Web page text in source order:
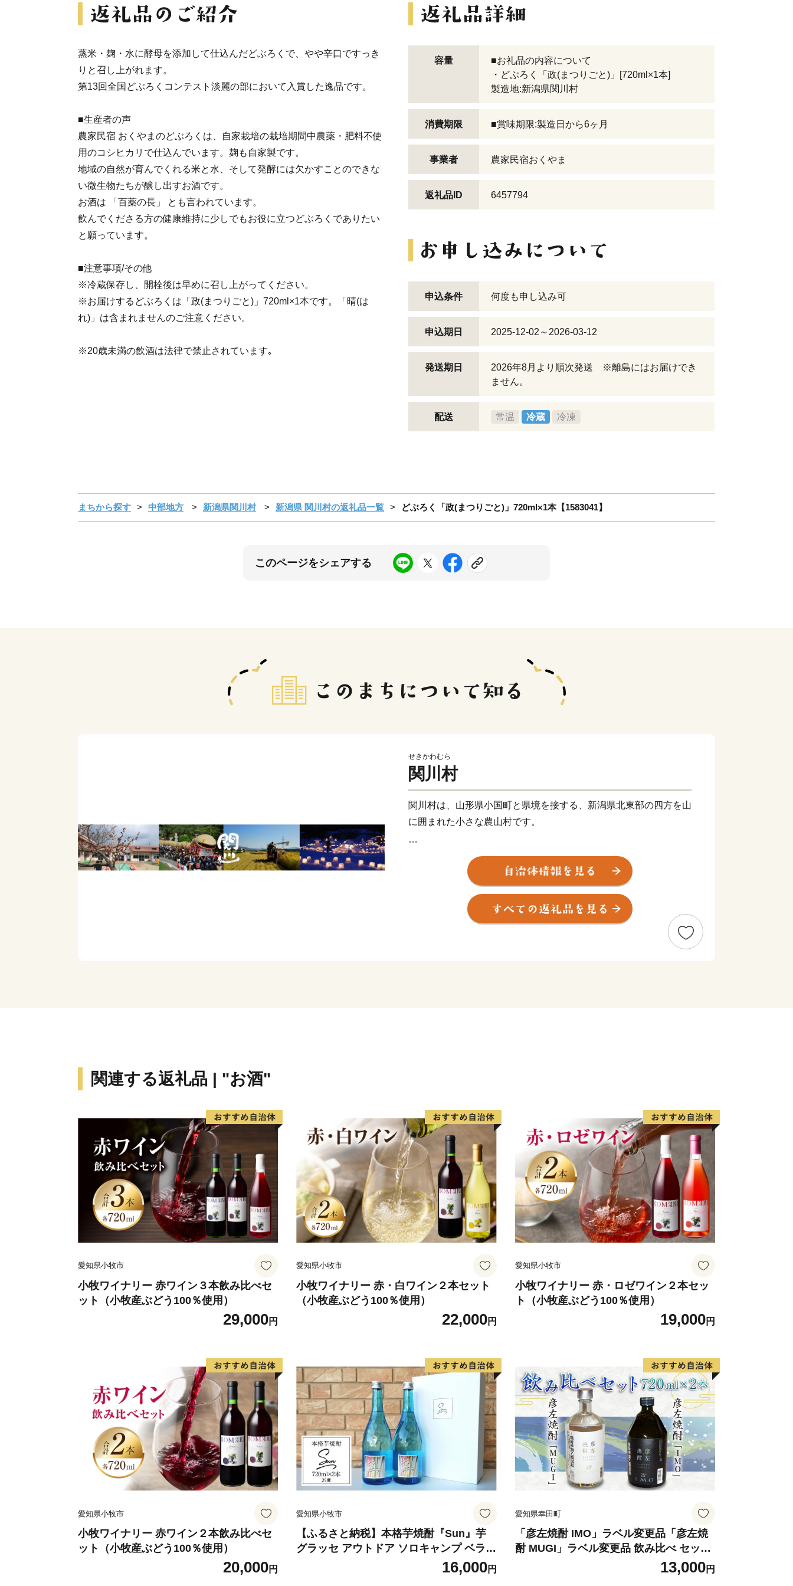
蒸米・麹・水に酵母を添加して仕込んだどぶろくで、やや辛口ですっき
りと召し上がれます。
第13回全国どぶろくコンテスト淡麗の部において入賞した逸品です。
■生産者の声
農家民宿 おくやまのどぶろくは、自家栽培の栽培期間中農薬・肥料不使
用のコシヒカリで仕込んでいます。麹も自家製です。
地域の自然が育んでくれる米と水、そして発酵には欠かすことのできな
い微生物たちが醸し出すお酒です。
お酒は 「百薬の長」 とも言われています。
飲んでくださる方の健康維持に少しでもお役に立つどぶろくでありたい
と願っています。
■注意事項/その他
※冷蔵保存し、開栓後は早めに召し上がってください。
※お届けするどぶろくは「政(まつりごと)」720ml×1本です。「晴(は
れ)」は含まれませんのご注意ください。
※20歳未満の飲酒は法律で禁止されています｡
容量
■お礼品の内容について
・どぶろく「政(まつりごと)」[720ml×1本]
製造地:新潟県関川村
消費期限 ■賞味期限:製造日から6ヶ月
事業者 農家民宿おくやま
返礼品ID 6457794
申込条件 何度も申し込み可
申込期日 2025-12-02～2026-03-12
発送期日
2026年8月より順次発送 ※離島にはお届けでき
ません。
配送 常温 冷蔵 冷凍
まちから探す 中部地方 新潟県関川村 新潟県 関川村の返礼品一覧 どぶろく「政(まつりごと)」720ml×1本【1583041】
このページをシェアする
せきかわむら
関川村
関川村は、山形県小国町と県境を接する、新潟県北東部の四方を山
に囲まれた小さな農山村です。
村の中央を清流「荒川」が流れ、夏にはアユ釣りや川遊びを楽しむ
親子連れでにぎわいます。
村の中心部には豪農の館で知られる国の重要文化財「渡辺邸」をは
じめとした18世紀の町並みが残り、生活の中に歴史がとけ込んで
豊かな自然を体験できるキャンプ場、豊富な温泉など、四季を通じ
関連する返礼品 | "お酒"
愛知県小牧市
小牧ワイナリー 赤ワイン３本飲み比べセ
ット（小牧産ぶどう100％使用）
29,000円
愛知県小牧市
小牧ワイナリー 赤・白ワイン２本セット
（小牧産ぶどう100％使用）
22,000円
愛知県小牧市
小牧ワイナリー 赤・ロゼワイン２本セッ
ト（小牧産ぶどう100％使用）
19,000円
愛知県小牧市
小牧ワイナリー 赤ワイン２本飲み比べセ
ット（小牧産ぶどう100％使用）
20,000円
愛知県小牧市
【ふるさと納税】本格芋焼酎『Sun』芋
グラッセ アウトドア ソロキャンプ ベラン
16,000円
愛知県幸田町
「彦左焼酎 IMO」ラベル変更品「彦左焼
酎 MUGI」ラベル変更品 飲み比べ セット
合計2本 720ml×各1本 25度 焼酎 お酒 麦
13,000円